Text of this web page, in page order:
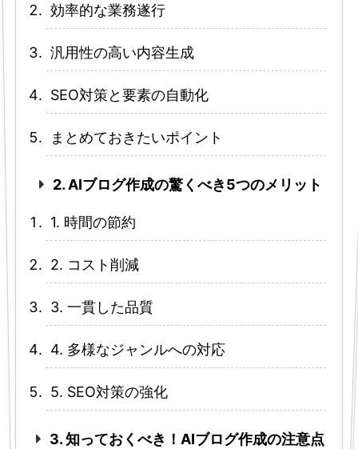
効率的な業務遂行
汎用性の高い内容生成
SEO対策と要素の自動化
まとめておきたいポイント
2. AIブログ作成の驚くべき5つのメリット
1. 時間の節約
2. コスト削減
3. 一貫した品質
4. 多様なジャンルへの対応
5. SEO対策の強化
3. 知っておくべき！AIブログ作成の注意点